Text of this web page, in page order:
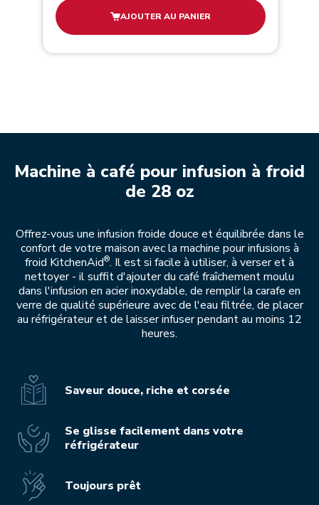
AJOUTER AU PANIER
Machine à café pour infusion à froid
de 28 oz
Offrez-vous une infusion froide douce et équilibrée dans le
confort de votre maison avec la machine pour infusions à
froid KitchenAid®. Il est si facile à utiliser, à verser et à
nettoyer - il suffit d'ajouter du café fraîchement moulu
dans l'infusion en acier inoxydable, de remplir la carafe en
verre de qualité supérieure avec de l'eau filtrée, de placer
au réfrigérateur et de laisser infuser pendant au moins 12
heures.
Saveur douce, riche et corsée
Se glisse facilement dans votre
réfrigérateur
Toujours prêt